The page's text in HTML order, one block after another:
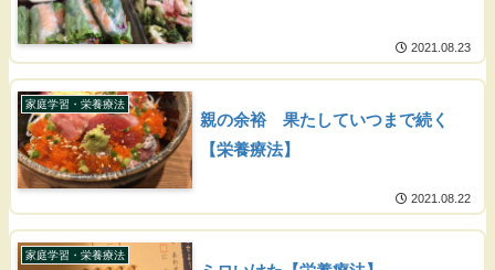
2021.08.23
家庭学習・栄養療法
親の余裕 果たしていつまで続く
【栄養療法】
2021.08.22
家庭学習・栄養療法